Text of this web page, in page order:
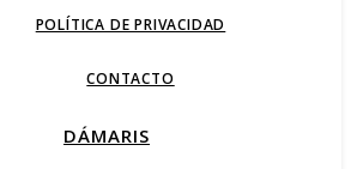
POLÍTICA DE PRIVACIDAD
CONTACTO
DÁMARIS